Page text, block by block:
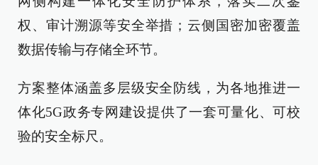
权、审计溯源等安全举措；云侧国密加密覆盖
数据传输与存储全环节。
方案整体涵盖多层级安全防线，为各地推进一
体化5G政务专网建设提供了一套可量化、可校
验的安全标尺。